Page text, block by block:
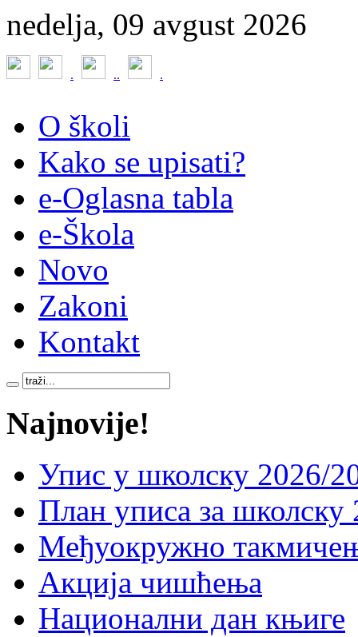
nedelja, 09 avgust 2026
. .. .
O školi
Kako se upisati?
e-Oglasna tabla
e-Škola
Novo
Zakoni
Kontakt
Najnovije!
Упис у школску 2026/
План уписа за школску
Међуокружно
Акција чишћења
Национални дан књиге